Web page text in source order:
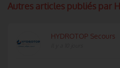
Autres articles publiés par
HYDROTOP Secours